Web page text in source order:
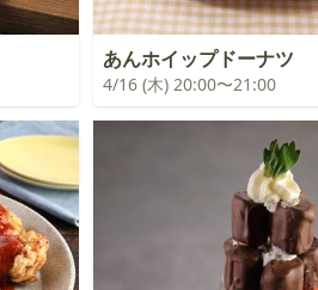
あんホイップドーナツ
4/16 (木) 20:00〜21:00